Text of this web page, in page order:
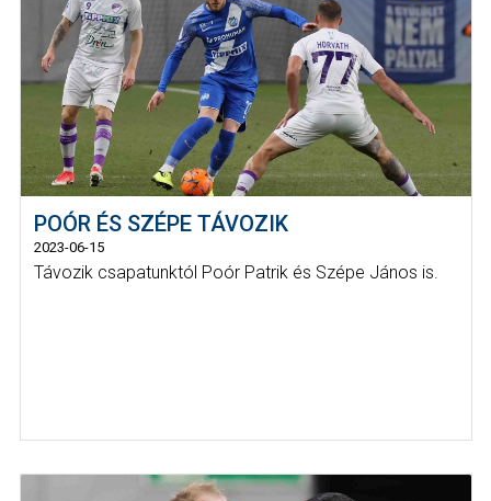
POÓR ÉS SZÉPE TÁVOZIK
2023-06-15
Távozik csapatunktól Poór Patrik és Szépe János is.